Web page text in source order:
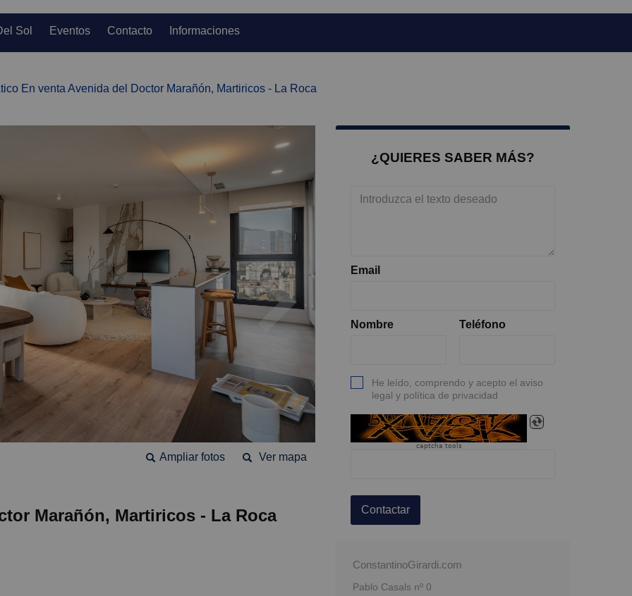
Sol Eventos Contacto Informaciones
En venta Avenida del Doctor Marañón, Martiricos - La Roca
Ver mapa
Ampliar fotos
Marañón, Martiricos - La Roca
¿QUIERES SABER MÁS?
Email
Nombre Teléfono
He leído, comprendo y acepto el aviso
legal y política de privacidad
captcha tools
Contactar
ConstantinoGirardi.com
Pablo Casals nº 0